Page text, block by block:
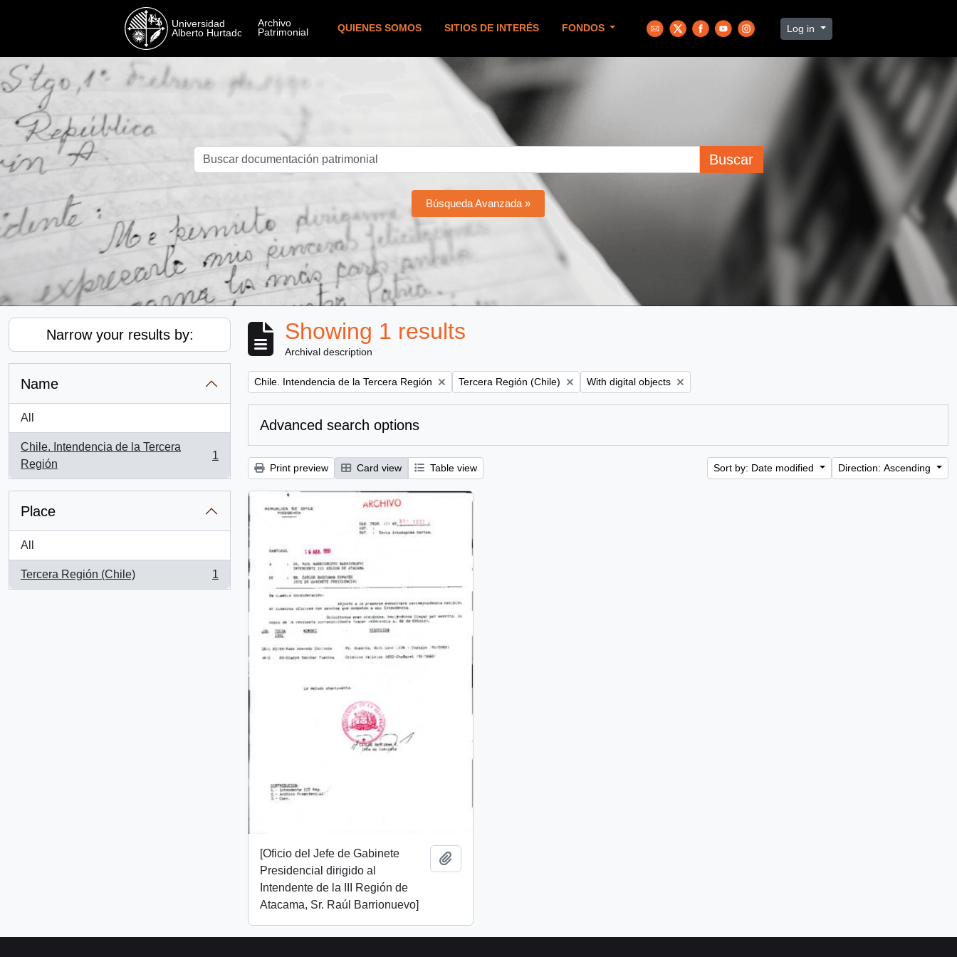
QUIENES SOMOS SITIOS DE INTERÉS FONDOS Log in
Buscar
Búsqueda Avanzada »
Narrow your results by:
Name
All
Chile. Intendencia de la Tercera
Región
, 1 results
1
Place
All
Tercera Región (Chile)
, 1 results
1
Showing 1 results
Archival description
Remove filter:
Chile. Intendencia de la Tercera Región Remove filter:
Tercera Región (Chile) Remove filter:
With digital objects
Advanced search options
Print preview Card view Table view Sort by: Date modified Direction: Ascending
[Oficio del Jefe de Gabinete
Presidencial dirigido al
Intendente de la III Región de
Atacama, Sr. Raúl Barrionuevo]